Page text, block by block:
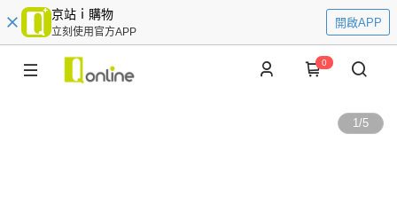
京站ｉ購物
立刻使用官方APP
開啟APP
0
1/5